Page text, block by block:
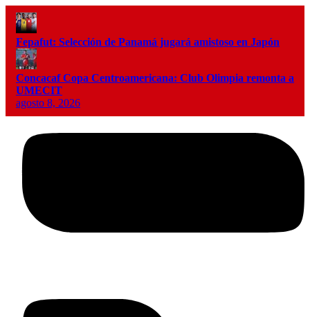
Fepafut: Selección de Panamá jugará amistoso en Japón
Concacaf Copa Centroamericana: Club Olimpia remonta a
UMECIT
agosto 8, 2026